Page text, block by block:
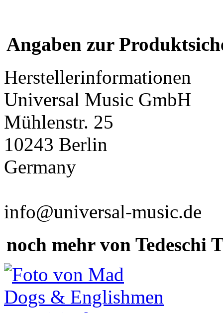
Angaben zur
Herstellerinformationen
Universal Music GmbH
Mühlenstr. 25
10243 Berlin
Germany
info@universal-music.de
noch mehr von Tedeschi